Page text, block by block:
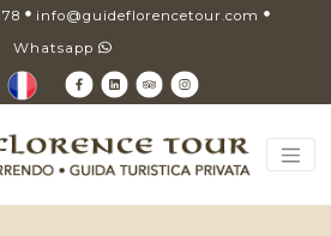
info@guideflorencetour.com
Whatsapp